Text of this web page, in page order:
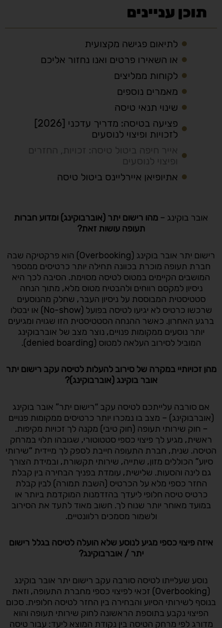
תוכן עניינים
לתיאום פגישה מקצועית
או השאירו פרטים ואנו נחזור אליכם
לקוחות ממליצים
מאמרים נוספים
שינוי תנאי טיסה
פציעה בטיסה: מדריך עדכני [2026]
לזכויות ופיצוי לנוסעים
אייר חיפה ביטול טיסה: זכויות, החזרים
ופיצוי לנוסעים
אתיופיאן איירליינס ביטול טיסה
אובר בוקינג – מהו רישום יתר (אוברבוקינג) ומדוע חברות
תעופה עושות זאת?
רישום יתר אובר בוקינג (Overbooking) הוא פרקטיקה שבה
חברת תעופה מוכרת בכוונה תחילה יותר כרטיסים ממספר
המושבים הקיימים במטוס לטיסה מסוימת. הסיבה לכך היא
ניסיון למקסם רווחים ולהבטיח מטוס מלא, מתוך הנחה
סטטיסטית המבוססת על ניסיון העבר, שחלק מהנוסעים
שרכשו כרטיס לא יגיעו לטיסה בפועל (No-show) או יבטלו
ברגע האחרון. כאשר ההנחה הסטטיסטית הזו שגויה ומגיעים
יותר נוסעים ממקומות פנויים, נוצר מצב של אוברבוקינג
המוביל לסירוב העלאה למטוס (denied boarding).
מהן זכויותיי במקרה של סירוב להעלות לטיסה עקב רישום יתר
אובר בוקינג (אוברבוקינג)?
אם סורבה עלייתכם לטיסה עקב “רישום יתר” אובר בוקינג
(אוברבוקינג) – מצב בו נמכרו יותר כרטיסים ממקומות פנויים
– חוק שירותי תעופה (חוק טיבי) מקנה לך זכויות מקיפות.
ראשית, מגיע לך פיצוי כספי סטטוטורי, שגובהו תלוי במרחק
הטיסה. שנית, חברת התעופה חייבת לספק לך מיידית “שירותי
סיוע” הכוללים מזון, שתייה, שירותי תקשורת, ובמידת הצורך
גם לינה והסעות. שלישית, עומדת בפניך הבחירה בין קבלת
החזר כספי מלא על הכרטיס (השבת תמורה) לבין קבלת
כרטיס טיסה חלופי ליעדך בהזדמנות המוקדמת ביותר או
במועד מאוחר יותר שנוח לך. חשוב מאוד לתעד את הסירוב
ולשמור מסמכים רלוונטיים.
איזה פיצוי כספי מגיע לנוסע שלא הועלה לטיסה בגלל רישום
יתר / אוברבוקינג?
נוסע שעלייתו לטיסה סורבה עקב רישום יתר אובר בוקינג
(Overbooking) זכאי לפיצוי כספי מחברת התעופה, וזאת
בנוסף לשירותי הסיוע והבחירה בין החזר לטיסה חלופית. סכום
הפיצוי נקבע בתוספת הראשונה לחוק שירותי תעופה והוא
מדורג לפי מרחק הטיסה בין נקודת המוצא ליעד: עבור טיסה